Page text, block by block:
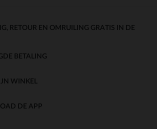
RETOUR EN OMRUILING GRATIS IN DE
BETALING
WINKEL
DE APP